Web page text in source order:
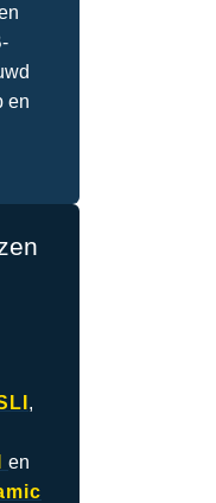
en
,
en